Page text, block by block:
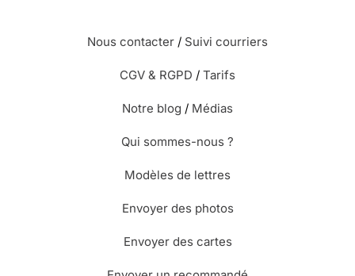
Nous contacter / Suivi courriers
CGV & RGPD / Tarifs
Notre blog / Médias
Qui sommes-nous ?
Modèles de lettres
Envoyer des photos
Envoyer des cartes